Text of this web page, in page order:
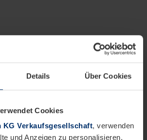
Details Über Cookies
Cookies
KG Verkaufsgesellschaft, verwenden
und Anzeigen zu personalisieren,